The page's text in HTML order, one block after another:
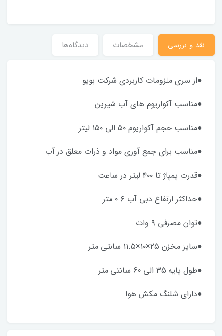
نقد و بررسی مشخصات دیدگاه‌ها
●از سری ملزومات کاربردی شرکت بویو
●مناسب آکواریوم های آب شیرین
●مناسب حجم آکواریوم ۵۰ الی ۱۵۰ لیتر
●مناسب برای جمع آوری مواد و ذرات معلق در آب
●قدرت پمپاژ تا ۴۰۰ لیتر در ساعت
●حداکثر ارتفاع دبی آب ۰.۶ متر
●توان مصرفی ۹ وات
●سایز مخزن ۲۵×۱۰×۱۱.۵ سانتی متر
●طول پایه 35 الی 60 سانتی متر
●دارای شلنگ مکش هوا